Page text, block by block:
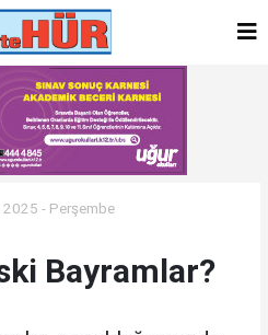
2025 - Perşembe
Bayramlar?